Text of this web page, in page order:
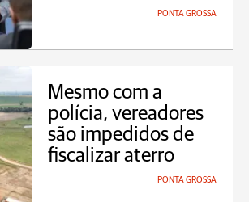
PONTA GROSSA
Mesmo com a
polícia, vereadores
são impedidos de
fiscalizar aterro
PONTA GROSSA